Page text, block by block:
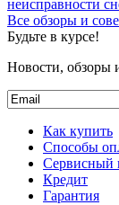
неисправности
Все обзоры и
Будьте в курсе!
Новости, обзоры
Как купить
Способы
Сервисный
Кредит
Гарантия